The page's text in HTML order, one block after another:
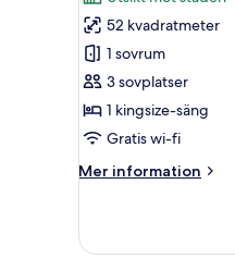
View,
La
Maison
Boutique
2
för
Corner
Jr.
Suite,
Junior
Suite,
King
52 kvadratmeter
1 sovrum
3 sovplatser
1 kingsize-säng
Gratis wi-fi
Mer information
Mer
Jr.